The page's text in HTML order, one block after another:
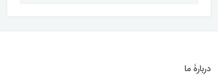
دربارۀ ما